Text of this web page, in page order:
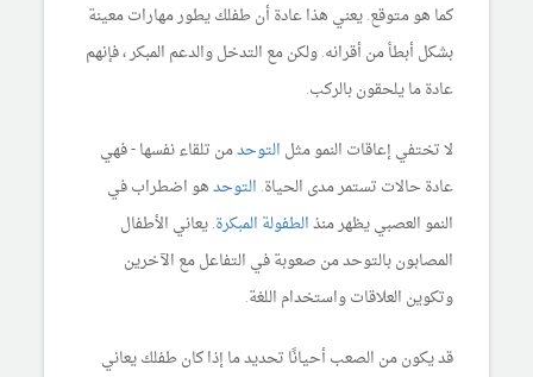
كما هو متوقع. يعني هذا عادة أن طفلك يطور مهارات معينة
بشكل أبطأ من أقرانه. ولكن مع التدخل والدعم المبكر ، فإنهم
عادة ما يلحقون بالركب.
لا تختفي إعاقات النمو مثل التوحدمن تلقاء نفسها - فهي
عادة حالات تستمر مدى الحياة. التوحدهو اضطراب في
النمو العصبي يظهر منذالطفولة المبكرة. يعاني الأطفال
المصابون بالتوحد من صعوبة في التفاعل مع الآخرين
وتكوين العلاقات واستخدام اللغة.
قد يكون من الصعب أحيانًا تحديد ما إذا كان طفلك يعاني